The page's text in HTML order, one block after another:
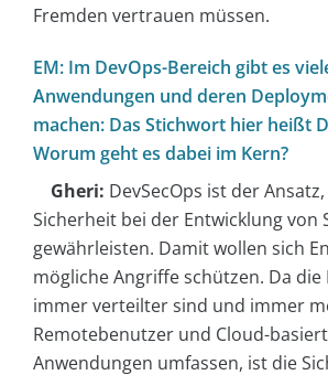
Fremden vertrauen müssen.
EM: Im DevOps-Bereich gibt es
Anwendungen und deren
machen: Das Stichwort hier heißt
Worum geht es dabei im Kern?
Gheri: DevSecOps ist der
Sicherheit bei der Entwicklung von
gewährleisten. Damit wollen sich
mögliche Angriffe schützen. Da die
immer verteilter sind und immer
Remotebenutzer und Cloud-
Anwendungen umfassen, ist die